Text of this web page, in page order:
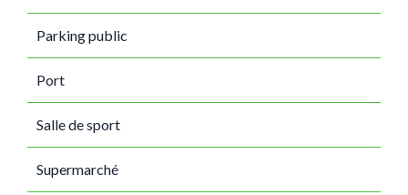
Parking public
Port
Salle de sport
Supermarché